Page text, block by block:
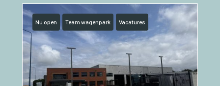
Nu open Team wagenpark Vacatures